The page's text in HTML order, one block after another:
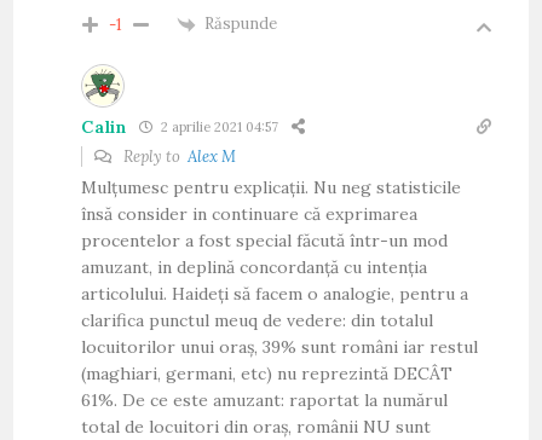
-1 Răspunde
Calin 2 aprilie 2021 04:57
Reply toAlex M
Mulțumesc pentru explicații. Nu neg statisticile
însă consider in continuare că exprimarea
procentelor a fost special făcută într-un mod
amuzant, in deplină concordanță cu intenția
articolului. Haideți să facem o analogie, pentru a
clarifica punctul meuq de vedere: din totalul
locuitorilor unui oraș, 39% sunt români iar restul
(maghiari, germani, etc) nu reprezintă DECÂT
61%. De ce este amuzant: raportat la numărul
total de locuitori din oraș, românii NU sunt